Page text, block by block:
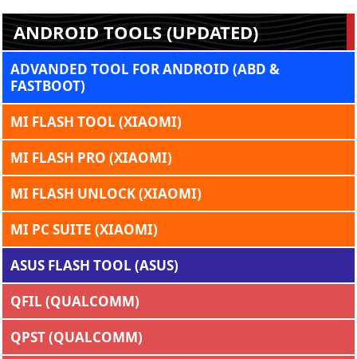
ANDROID TOOLS (UPDATED)
ADVANDED TOOL FOR ANDROID (ABD &
FASTBOOT)
MI FLASH TOOL (XIAOMI)
MI FLASH PRO (XIAOMI)
MI FLASH UNLOCK (XIAOMI)
MI PC SUITE (XIAOMI)
ASUS FLASH TOOL (ASUS)
QFIL (QUALCOMM)
QPST (QUALCOMM)